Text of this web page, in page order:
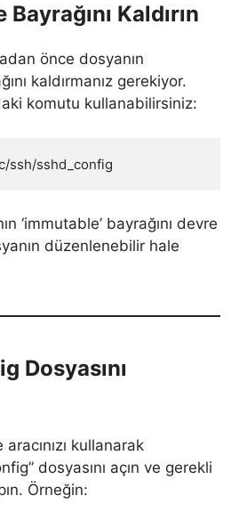
Kaldırın
önce dosyanın
kaldırmanız gerekiyor.
komutu kullanabilirsiniz:
ssh/sshd_config
‘immutable’ bayrağını devre
düzenlenebilir hale
Dosyasını
kullanarak
dosyasını açın ve gerekli
Örneğin: